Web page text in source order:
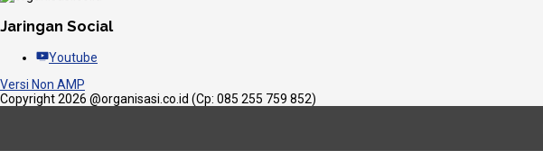
Jaringan Social
Youtube
Versi Non AMP
Copyright 2026 @organisasi.co.id (Cp: 085 255 759 852)